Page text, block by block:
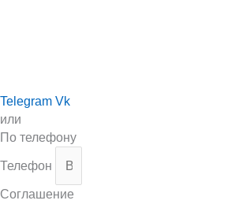
Telegram Vk
или
По телефону
Телефон
Соглашение